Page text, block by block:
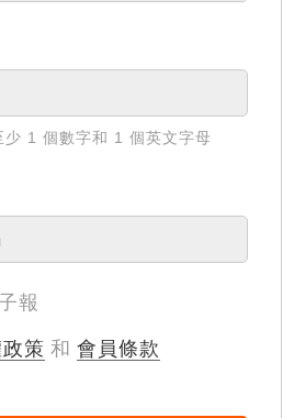
1 個數字和 1 個英文字母
報
策 和 會員條款